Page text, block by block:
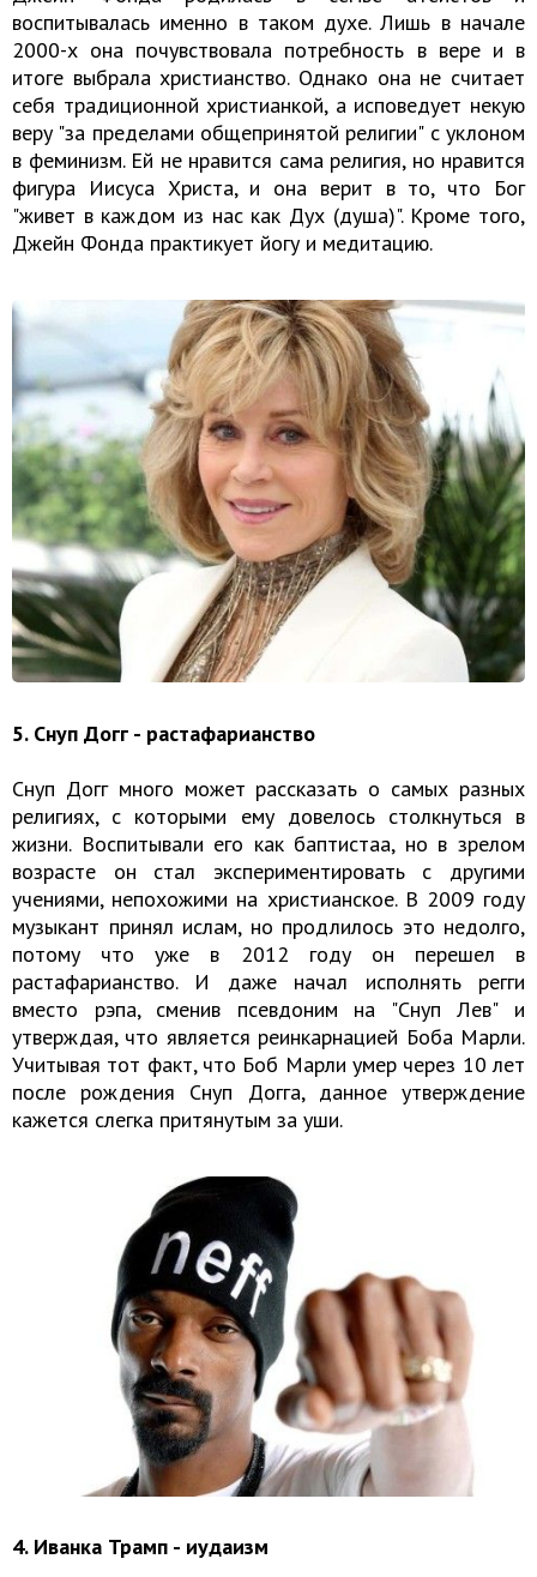
воспитывалась именно в таком духе. Лишь в начале
2000-х она почувствовала потребность в вере и в
итоге выбрала христианство. Однако она не считает
себя традиционной христианкой, а исповедует некую
веру "за пределами общепринятой религии" с уклоном
в феминизм. Ей не нравится сама религия, но нравится
фигура Иисуса Христа, и она верит в то, что Бог
"живет в каждом из нас как Дух (душа)". Кроме того,
Джейн Фонда практикует йогу и медитацию.
5. Снуп Догг - растафарианство
Снуп Догг много может рассказать о самых разных
религиях, с которыми ему довелось столкнуться в
жизни. Воспитывали его как баптистаа, но в зрелом
возрасте он стал экспериментировать с другими
учениями, непохожими на христианское. В 2009 году
музыкант принял ислам, но продлилось это недолго,
потому что уже в 2012 году он перешел в
растафарианство. И даже начал исполнять регги
вместо рэпа, сменив псевдоним на "Снуп Лев" и
утверждая, что является реинкарнацией Боба Марли.
Учитывая тот факт, что Боб Марли умер через 10 лет
после рождения Снуп Догга, данное утверждение
кажется слегка притянутым за уши.
4. Иванка Трамп - иудаизм